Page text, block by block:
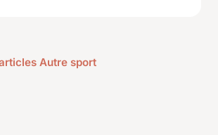
Autre sport